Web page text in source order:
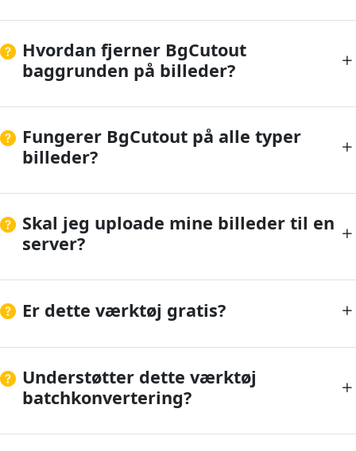
Hvordan fjerner BgCutout
baggrunden på billeder?
Fungerer BgCutout på alle typer
billeder?
Skal jeg uploade mine billeder til en
server?
Er dette værktøj gratis?
Understøtter dette værktøj
batchkonvertering?